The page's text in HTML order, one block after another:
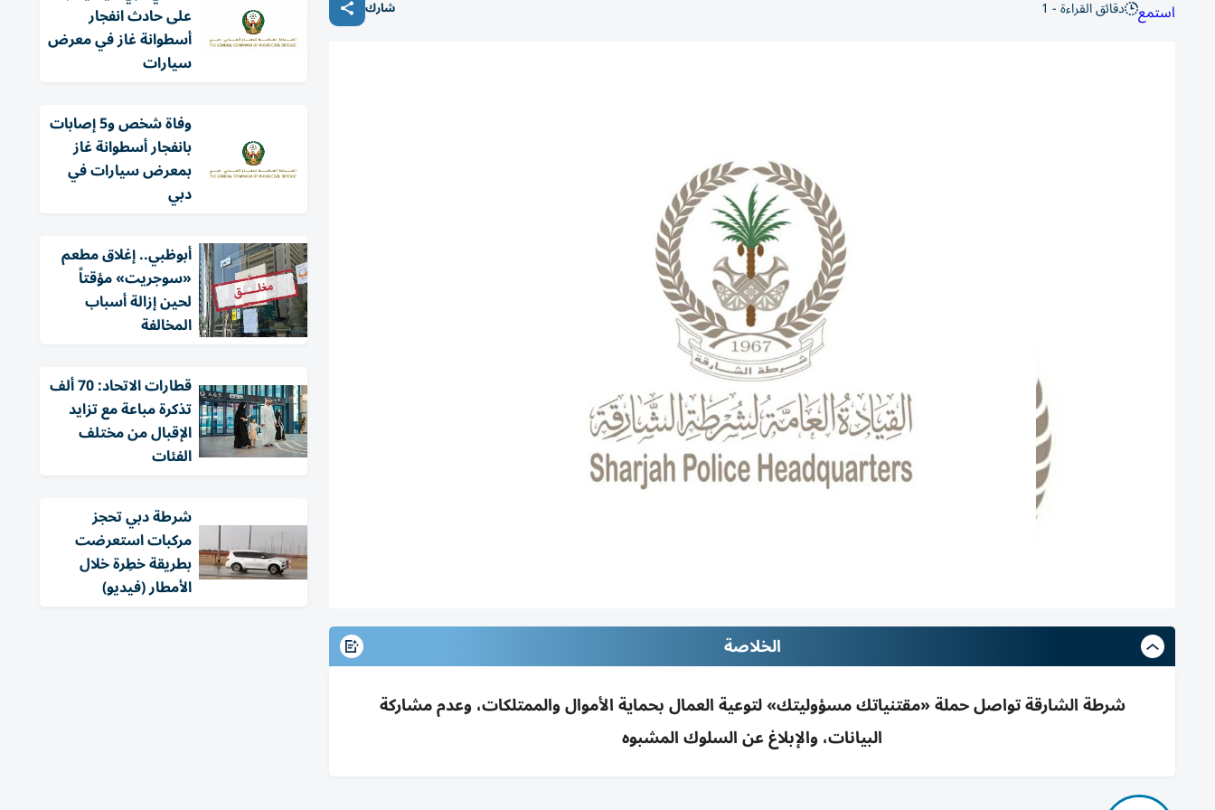
استمع دقائق القراءة - 1 شارك
الخلاصة
شرطة الشارقة تواصل حملة «مقتنياتك مسؤوليتك» لتوعية العمال بحماية الأموال والممتلكات، وعدم مشاركة
البيانات، والإبلاغ عن السلوك المشبوه
على حادث انفجار
أسطوانة غاز في معرض
سيارات
وفاة شخص و5 إصابات
بانفجار أسطوانة غاز
بمعرض سيارات في
دبي
أبوظبي.. إغلاق مطعم
«سوجريت» مؤقتاً
لحين إزالة أسباب
المخالفة
قطارات الاتحاد: 70 ألف
تذكرة مباعة مع تزايد
الإقبال من مختلف
الفئات
شرطة دبي تحجز
مركبات استعرضت
بطريقة خطِرة خلال
الأمطار (فيديو)